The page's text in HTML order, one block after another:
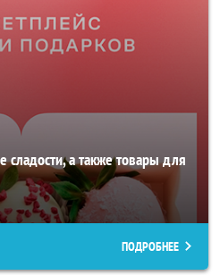
а также товары для
ПОДРОБНЕЕ